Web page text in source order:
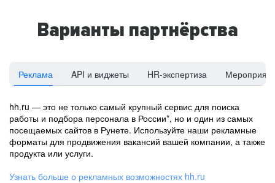
Варианты партнёрства
Реклама API и виджеты HR-экспертиза
hh.ru — это не только самый крупный сервис для поиска
работы и подбора персонала в России*, но и один из самых
посещаемых сайтов в Рунете. Используйте наши рекламные
форматы для продвижения вакансий вашей компании, а также
продукта или услуги.
Узнать больше о рекламных возможностях hh.ru